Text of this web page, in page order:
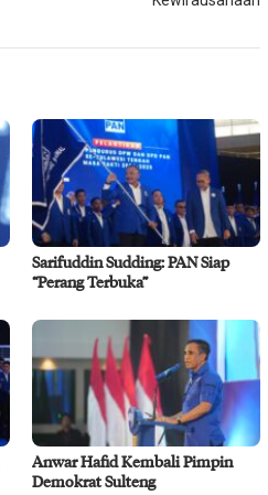
Sarifuddin Sudding: PAN Siap
“Perang Terbuka”
Anwar Hafid Kembali Pimpin
Demokrat Sulteng